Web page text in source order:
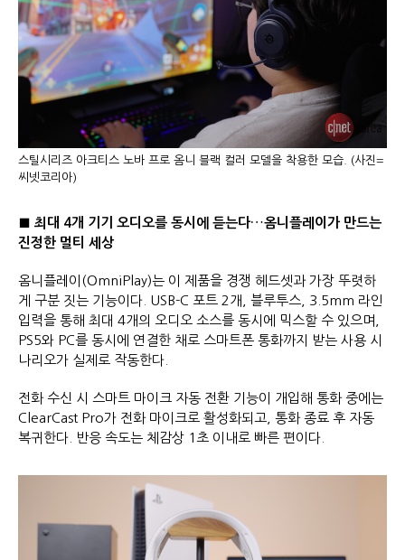
스틸시리즈 아크티스 노바 프로 옴니 블랙 컬러 모델을 착용한 모습. (사진=
씨넷코리아)
■ 최대 4개 기기 오디오를 동시에 듣는다…옴니플레이가 만드는
진정한 멀티 세상
옴니플레이(OmniPlay)는 이 제품을 경쟁 헤드셋과 가장 뚜렷하
게 구분 짓는 기능이다. USB-C 포트 2개, 블루투스, 3.5mm 라인
입력을 통해 최대 4개의 오디오 소스를 동시에 믹스할 수 있으며,
PS5와 PC를 동시에 연결한 채로 스마트폰 통화까지 받는 사용 시
나리오가 실제로 작동한다.
전화 수신 시 스마트 마이크 자동 전환 기능이 개입해 통화 중에는
ClearCast Pro가 전화 마이크로 활성화되고, 통화 종료 후 자동
복귀한다. 반응 속도는 체감상 1초 이내로 빠른 편이다.